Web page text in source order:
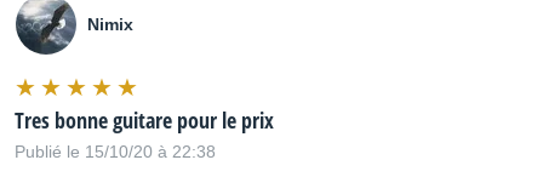
Nimix
Tres bonne guitare pour le prix
Publié le 15/10/20 à 22:38